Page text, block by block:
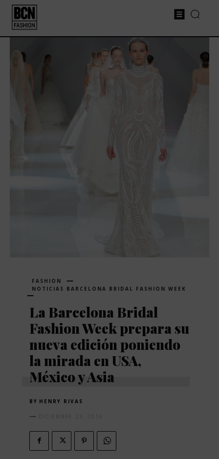
FASHION
NOTICIAS BARCELONA BRIDAL FASHION WEEK
La Barcelona Bridal
Fashion Week prepara su
nueva edición poniendo
la mirada en USA,
México y Asia
BY HENRY RIVAS
DICIEMBRE 23, 2016